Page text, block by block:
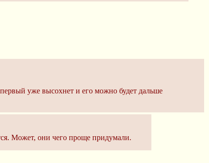
уже высохнет и его можно будет дальше
Может, они чего проще придумали.